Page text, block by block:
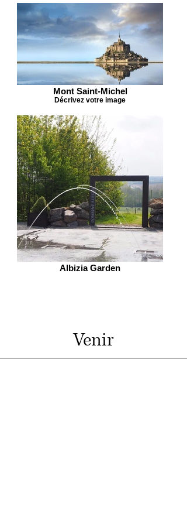
Venir
Mont Saint-Michel
Décrivez votre image
Albizia Garden